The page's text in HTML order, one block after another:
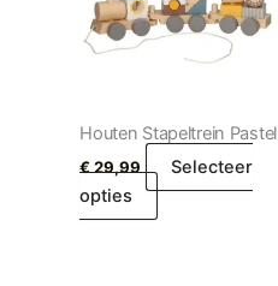
Houten Stapeltrein Pastel
€29,99
Selecteer
opties